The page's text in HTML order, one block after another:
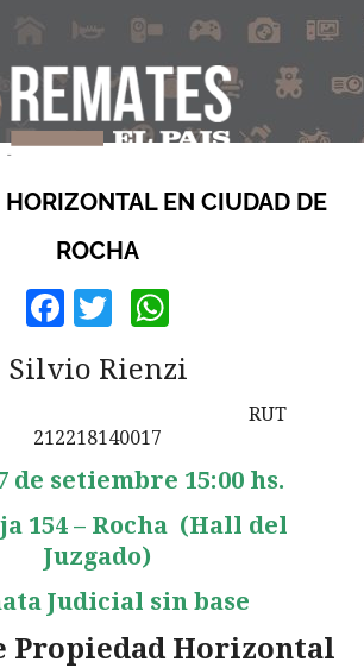
HORIZONTAL EN CIUDAD DE
ROCHA
Facebook
Twitter
Silvio Rienzi
4567 RUT
212218140017
de setiembre 15:00 hs.
154 – Rocha (Hall del
Juzgado)
Judicial sin base
Propiedad Horizontal